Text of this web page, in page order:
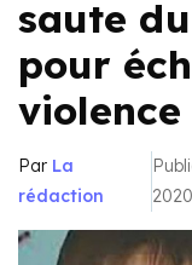
saute
pour
violence
Par La
rédaction
2020